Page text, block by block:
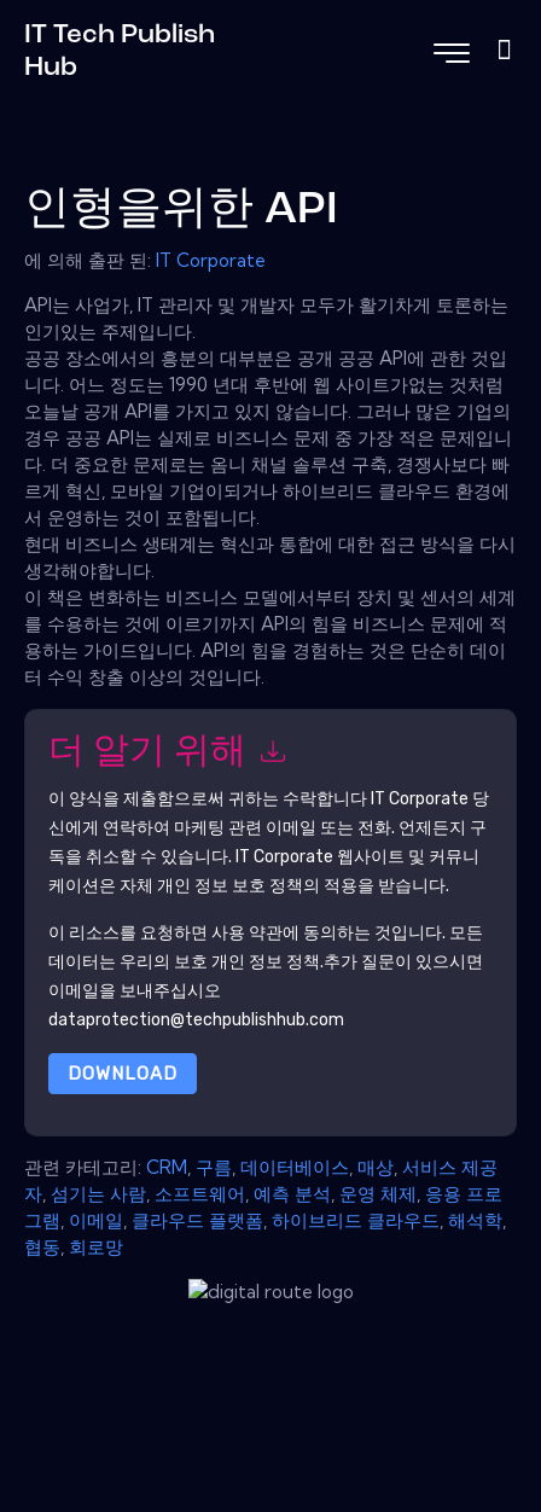
IT Tech Publish
Hub
인형을위한 API
에 의해 출판 된: IT Corporate
API는 사업가, IT 관리자 및 개발자 모두가 활기차게 토론하는
인기있는 주제입니다.
공공 장소에서의 흥분의 대부분은 공개 공공 API에 관한 것입
니다. 어느 정도는 1990 년대 후반에 웹 사이트가없는 것처럼
오늘날 공개 API를 가지고 있지 않습니다. 그러나 많은 기업의
경우 공공 API는 실제로 비즈니스 문제 중 가장 적은 문제입니
다. 더 중요한 문제로는 옴니 채널 솔루션 구축, 경쟁사보다 빠
르게 혁신, 모바일 기업이되거나 하이브리드 클라우드 환경에
서 운영하는 것이 포함됩니다.
현대 비즈니스 생태계는 혁신과 통합에 대한 접근 방식을 다시
생각해야합니다.
이 책은 변화하는 비즈니스 모델에서부터 장치 및 센서의 세계
를 수용하는 것에 이르기까지 API의 힘을 비즈니스 문제에 적
용하는 가이드입니다. API의 힘을 경험하는 것은 단순히 데이
터 수익 창출 이상의 것입니다.
더 알기 위해
이 양식을 제출함으로써 귀하는 수락합니다 IT Corporate 당
신에게 연락하여 마케팅 관련 이메일 또는 전화. 언제든지 구
독을 취소할 수 있습니다. IT Corporate 웹사이트 및 커뮤니
케이션은 자체 개인 정보 보호 정책의 적용을 받습니다.
이 리소스를 요청하면 사용 약관에 동의하는 것입니다. 모든
데이터는 우리의 보호 개인 정보 정책.추가 질문이 있으시면
이메일을 보내주십시오
dataprotection@techpublishhub.com
DOWNLOAD
관련 카테고리: CRM 구름 데이터베이스 매상 서비스 제공
자 섬기는 사람 소프트웨어 예측 분석 운영 체제 응용 프로
그램 이메일 클라우드 플랫폼 하이브리드 클라우드 해석학
협동 회로망